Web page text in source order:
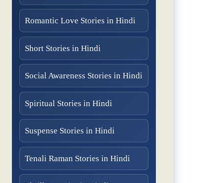
Romantic Love Stories in Hindi
Short Stories in Hindi
Social Awareness Stories in Hindi
Spiritual Stories in Hindi
Suspense Stories in Hindi
Tenali Raman Stories in Hindi